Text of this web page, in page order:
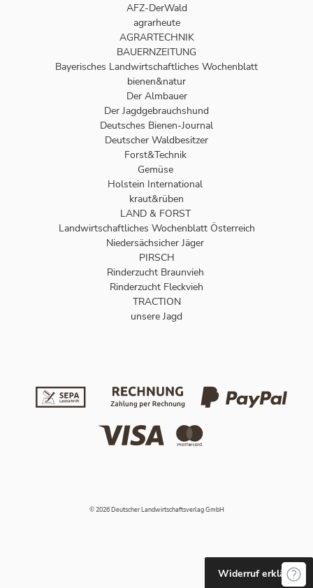
AFZ-DerWald
agrarheute
AGRARTECHNIK
BAUERNZEITUNG
Bayerisches Landwirtschaftliches Wochenblatt
bienen&natur
Der Almbauer
Der Jagdgebrauchshund
Deutsches Bienen-Journal
Deutscher Waldbesitzer
Forst&Technik
Gemüse
Holstein International
kraut&rüben
LAND & FORST
Landwirtschaftliches Wochenblatt Österreich
Niedersächsicher Jäger
PIRSCH
Rinderzucht Braunvieh
Rinderzucht Fleckvieh
TRACTION
unsere Jagd
© 2026 Deutscher Landwirtschaftsverlag GmbH
Widerruf erklären